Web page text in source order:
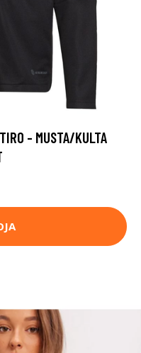
- MUSTA/KULTA